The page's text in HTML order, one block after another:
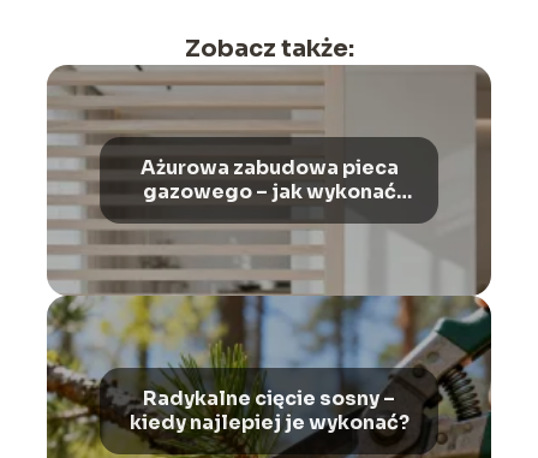
Zobacz także:
Ażurowa zabudowa pieca
gazowego – jak wykonać
Radykalne cięcie sosny –
kiedy najlepiej je wykonać?